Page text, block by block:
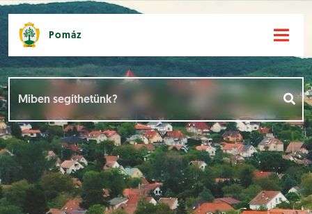
Pomáz
Események []
Dokumentumok [ ]